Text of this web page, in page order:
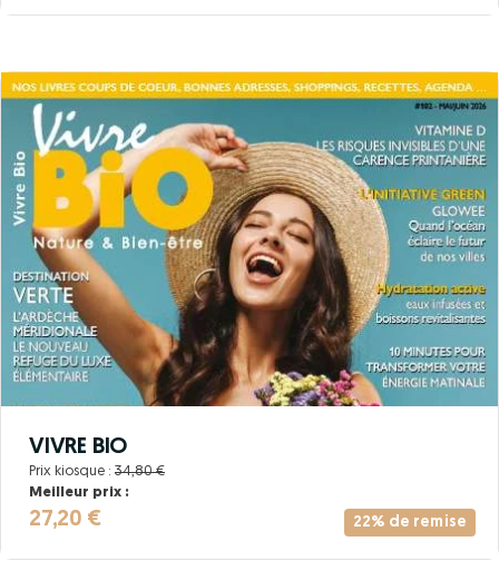
22% de remise
VIVRE BIO
Prix kiosque : 34,80 €
Meilleur prix :
27,20 €